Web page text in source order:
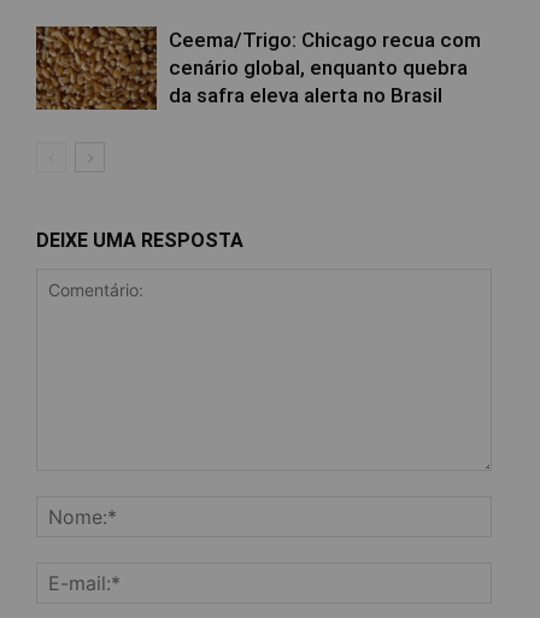
Ceema/Trigo: Chicago recua com
cenário global, enquanto quebra
da safra eleva alerta no Brasil
DEIXE UMA RESPOSTA